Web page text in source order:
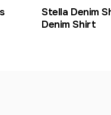
Stella Denim
Denim Shirt